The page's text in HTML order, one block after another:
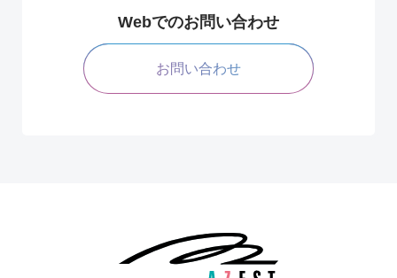
Webでのお問い合わせ
お問い合わせ